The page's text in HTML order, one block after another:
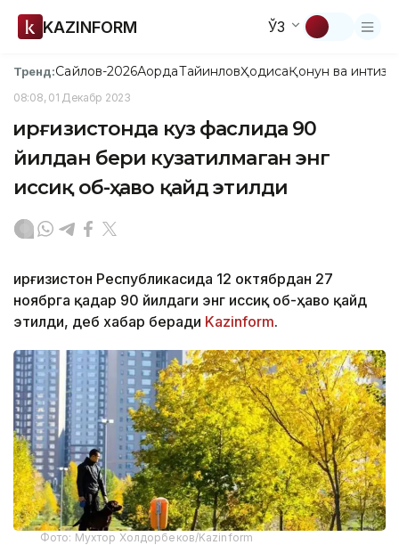
KAZINFORM ЎЗ
Тренд:Сайлов-2026АқордаТайинловҲодисаҚонун ва
08:08, 01 Декабр 2023
Қирғизистонда куз фаслида 90
йилдан бери кузатилмаган энг
иссиқ об-ҳаво қайд этилди
Қирғизистон Республикасида 12 октябрдан 27
ноябрга қадар 90 йилдаги энг иссиқ об-ҳаво қайд
этилди, деб хабар беради Kazinform.
Фото: Мухтор Холдорбеков/Kazinform